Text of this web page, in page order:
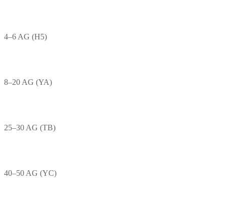
4–6 AG (H5)
8–20 AG (YA)
25–30 AG (TB)
40–50 AG (YC)